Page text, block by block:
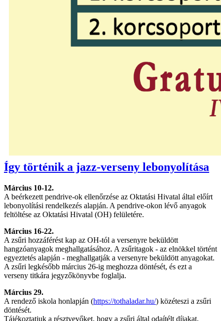
Így történik a jazz-verseny lebonyolítása
Március 10-12.
A beérkezett pendrive-ok ellenőrzése az Oktatási Hivatal által előírt
lebonyolítási rendelkezés alapján. A pendrive-okon lévő anyagok
feltöltése az Oktatási Hivatal (OH) felületére.
Március 16-22.
A zsűri hozzáférést kap az OH-tól a versenyre beküldött
hangzóanyagok meghallgatásához. A zsűritagok - az elnökkel történt
egyeztetés alapján - meghallgatják a versenyre beküldött anyagokat.
A zsűri legkésőbb március 26-ig meghozza döntését, és ezt a
verseny titkára jegyzőkönyvbe foglalja.
Március 29.
A rendező iskola honlapján (https://tothaladar.hu/) közéteszi a zsűri
döntését.
Tájékoztatjuk a résztvevőket, hogy a zsűri által odaítélt díjakat,